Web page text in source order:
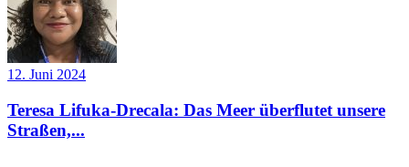
12. Juni 2024
Teresa Lifuka-Drecala: Das Meer überflutet unsere
Straßen,...